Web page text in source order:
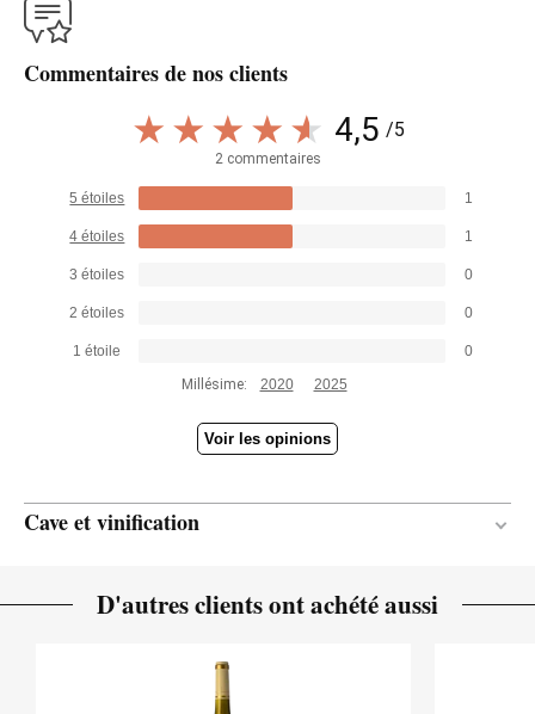
Commentaires de nos clients
4,5 /5
2 commentaires
5 étoiles 1
4 étoiles 1
3 étoiles 0
2 étoiles 0
1 étoile
0
Millésime:
2020 2025
Voir les opinions
Cave et vinification
D'autres clients ont achété aussi